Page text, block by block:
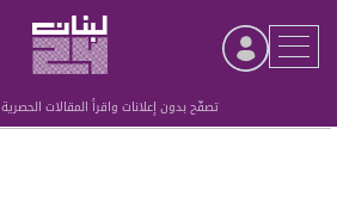
تصفّح بدون إعلانات واقرأ المقالات الحصرية
Advertisement